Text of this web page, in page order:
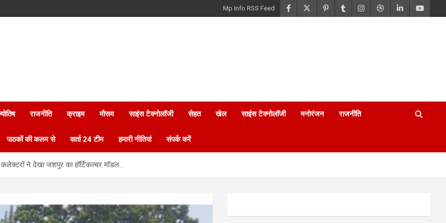
Mp Info RSS Feed
राजनीति क्राइम मौसम साइंस टेक्नोलॉजी सेहत खेल साइंस टेक्नोलॉजी मनोरंजन राजनीति
पाठकों की कलम से वार्ता 24 टीम हमारी नीतियां संपर्क करें
कलेक्टरों ने देखा जशपुर का हॉर्टिकल्चर मॉडल…